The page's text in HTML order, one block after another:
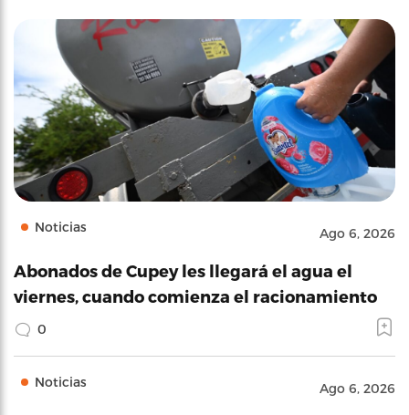
Noticias Ago 6, 2026
Abonados de Cupey les llegará el agua el
viernes, cuando comienza el racionamiento
0
Noticias Ago 6, 2026